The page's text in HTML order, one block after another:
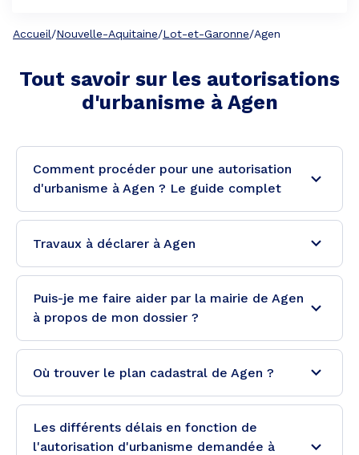
Accueil/Nouvelle-Aquitaine/Lot-et-Garonne/Agen
Tout savoir sur les autorisations
d'urbanisme à Agen
Comment procéder pour une autorisation
d'urbanisme à Agen ? Le guide complet
Travaux à déclarer à Agen
Puis-je me faire aider par la mairie de Agen
à propos de mon dossier ?
Où trouver le plan cadastral de Agen ?
Les différents délais en fonction de
l'autorisation d'urbanisme demandée à